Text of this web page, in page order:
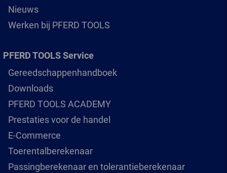
Nieuws
Werken bij PFERD TOOLS
PFERD TOOLS Service
Gereedschappenhandboek
Downloads
PFERD TOOLS ACADEMY
Prestaties voor de handel
E-Commerce
Toerentalberekenaar
Passingberekenaar en tolerantieberekenaar